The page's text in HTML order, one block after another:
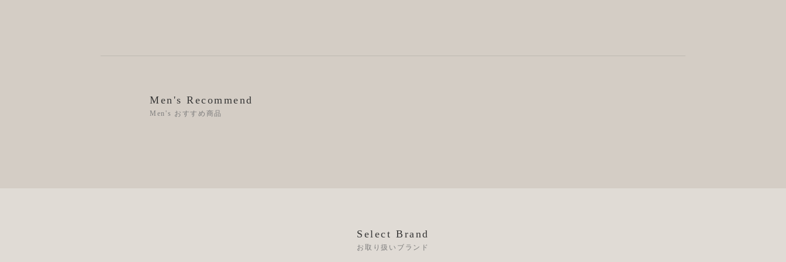
Men's Recommend
Men's おすすめ商品
Select Brand
お取り扱いブランド